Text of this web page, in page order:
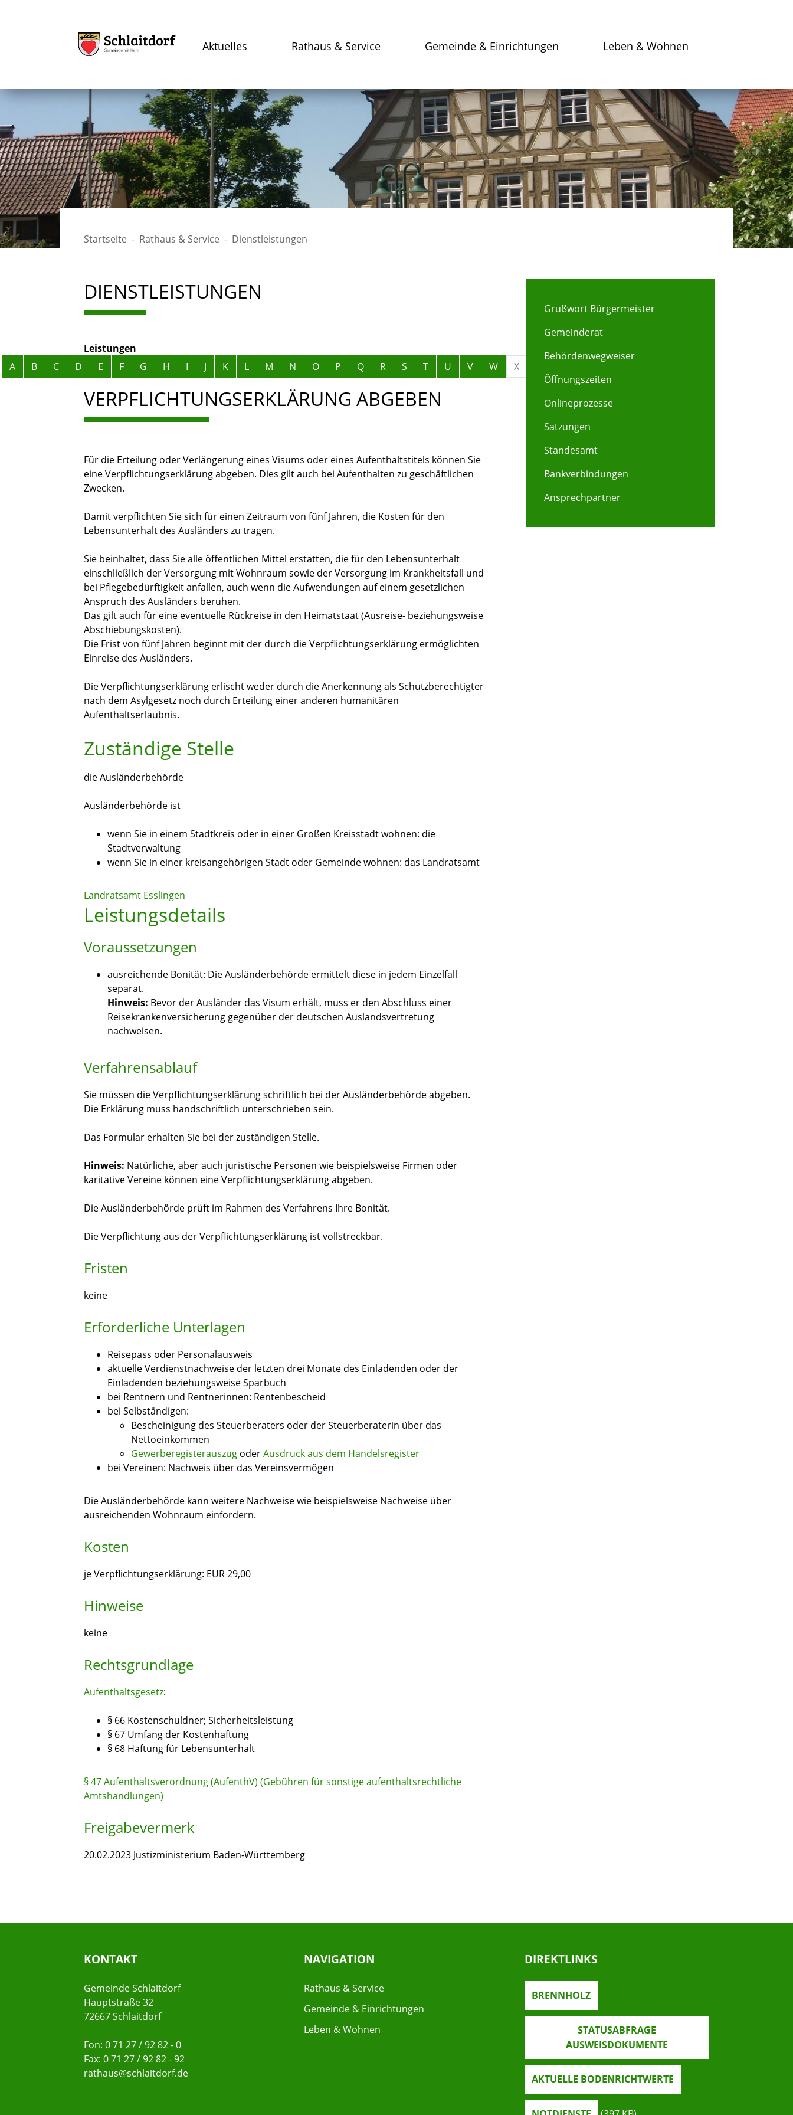
Aktuelles Rathaus & Service Gemeinde & Einrichtungen Leben & Wohnen
Startseite Rathaus & Service Dienstleistungen
DIENSTLEISTUNGEN
Leistungen
Alphabetisches Register überspringen
A B C D E F G H I J K L M N O P Q R S T U V W X
VERPFLICHTUNGSERKLÄRUNG ABGEBEN
Für die Erteilung oder Verlängerung eines Visums oder eines Aufenthaltstitels können Sie
eine Verpflichtungserklärung abgeben. Dies gilt auch bei Aufenthalten zu geschäftlichen
Zwecken.
Damit verpflichten Sie sich für einen Zeitraum von fünf Jahren, die Kosten für den
Lebensunterhalt des Ausländers zu tragen.
Sie beinhaltet, dass Sie alle öffentlichen Mittel erstatten, die für den Lebensunterhalt
einschließlich der Versorgung mit Wohnraum sowie der Versorgung im Krankheitsfall und
bei Pflegebedürftigkeit anfallen, auch wenn die Aufwendungen auf einem gesetzlichen
Anspruch des Ausländers beruhen.
Das gilt auch für eine eventuelle Rückreise in den Heimatstaat (Ausreise- beziehungsweise
Abschiebungskosten).
Die Frist von fünf Jahren beginnt mit der durch die Verpflichtungserklärung ermöglichten
Einreise des Ausländers.
Die Verpflichtungserklärung erlischt weder durch die Anerkennung als Schutzberechtigter
nach dem Asylgesetz noch durch Erteilung einer anderen humanitären
Aufenthaltserlaubnis.
Zuständige Stelle
die Ausländerbehörde
Ausländerbehörde ist
wenn Sie in einem Stadtkreis oder in einer Großen Kreisstadt wohnen: die
Stadtverwaltung
wenn Sie in einer kreisangehörigen Stadt oder Gemeinde wohnen: das Landratsamt
Landratsamt Esslingen
Leistungsdetails
Voraussetzungen
ausreichende Bonität: Die Ausländerbehörde ermittelt diese in jedem Einzelfall
separat.
Hinweis: Bevor der Ausländer das Visum erhält, muss er den Abschluss einer
Reisekrankenversicherung gegenüber der deutschen Auslandsvertretung
nachweisen.
Verfahrensablauf
Sie müssen die Verpflichtungserklärung schriftlich bei der Ausländerbehörde abgeben.
Die Erklärung muss handschriftlich unterschrieben sein.
Das Formular erhalten Sie bei der zuständigen Stelle.
Hinweis: Natürliche, aber auch juristische Personen wie beispielsweise Firmen oder
karitative Vereine können eine Verpflichtungserklärung abgeben.
Die Ausländerbehörde prüft im Rahmen des Verfahrens Ihre Bonität.
Die Verpflichtung aus der Verpflichtungserklärung ist vollstreckbar.
Fristen
keine
Erforderliche Unterlagen
Reisepass oder Personalausweis
aktuelle Verdienstnachweise der letzten drei Monate des Einladenden oder der
Einladenden beziehungsweise Sparbuch
bei Rentnern und Rentnerinnen: Rentenbescheid
bei Selbständigen:
Bescheinigung des Steuerberaters oder der Steuerberaterin über das
Nettoeinkommen
Gewerberegisterauszug oderAusdruck aus dem Handelsregister
bei Vereinen: Nachweis über das Vereinsvermögen
Die Ausländerbehörde kann weitere Nachweise wie beispielsweise Nachweise über
ausreichenden Wohnraum einfordern.
Kosten
je Verpflichtungserklärung: EUR 29,00
Hinweise
keine
Rechtsgrundlage
Aufenthaltsgesetz:
§ 66 Kostenschuldner; Sicherheitsleistung
§ 67 Umfang der Kostenhaftung
§ 68 Haftung für Lebensunterhalt
§ 47 Aufenthaltsverordnung (AufenthV) (Gebühren für sonstige aufenthaltsrechtliche
Amtshandlungen)
Freigabevermerk
20.02.2023 Justizministerium Baden-Württemberg
Grußwort Bürgermeister
Gemeinderat
Behördenwegweiser
Öffnungszeiten
Onlineprozesse
Satzungen
Standesamt
Bankverbindungen
Ansprechpartner
KONTAKT
Gemeinde Schlaitdorf
Hauptstraße 32
72667 Schlaitdorf
Fon: 0 71 27 / 92 82 - 0
Fax: 0 71 27 / 92 82 - 92
rathaus@schlaitdorf.de
NAVIGATION
Rathaus & Service
Gemeinde & Einrichtungen
Leben & Wohnen
DIREKTLINKS
BRENNHOLZ
STATUSABFRAGE
AUSWEISDOKUMENTE
AKTUELLE BODENRICHTWERTE